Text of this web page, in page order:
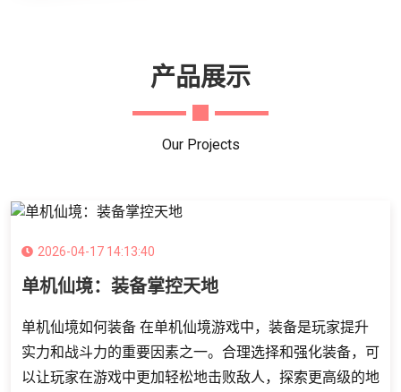
产品展示
Our Projects
2026-04-17 14:13:40
单机仙境：装备掌控天地
单机仙境如何装备 在单机仙境游戏中，装备是玩家提升
实力和战斗力的重要因素之一。合理选择和强化装备，可
以让玩家在游戏中更加轻松地击败敌人，探索更高级的地